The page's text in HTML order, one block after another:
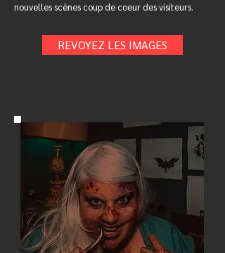
nouvelles scènes coup de coeur des visiteurs.
REVOYEZ LES IMAGES